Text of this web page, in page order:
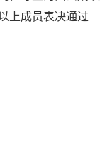
上成员表决通过